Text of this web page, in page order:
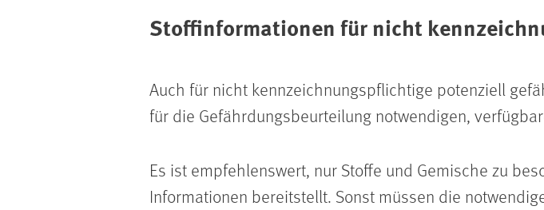
Stoffinformationen für nicht
Auch für nicht kennzeichnungspflichtige potenziell
für die Gefährdungsbeurteilung notwendigen,
Es ist empfehlenswert, nur Stoffe und Gemische zu
Informationen bereitstellt. Sonst müssen die